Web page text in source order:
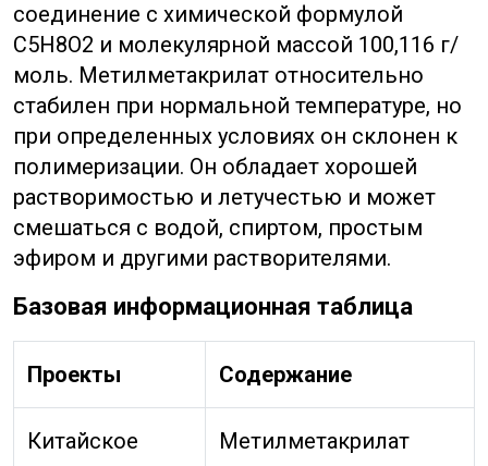
соединение с химической формулой
C5H8O2 и молекулярной массой 100,116 г/
моль. Метилметакрилат относительно
стабилен при нормальной температуре, но
при определенных условиях он склонен к
полимеризации. Он обладает хорошей
растворимостью и летучестью и может
смешаться с водой, спиртом, простым
эфиром и другими растворителями.
Базовая информационная таблица
Проекты Содержание
Китайское
Метилметакрилат